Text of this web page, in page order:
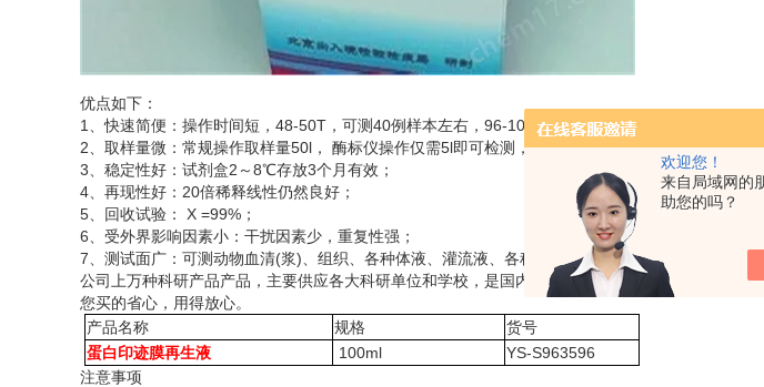
欢迎您！
来自局域网的
助您的吗？
优点如下：
1、快速简便：操作时间短，48-50T，可测40例样本左右，96-100T,可测80例样本左右；
2、取样量微：常规操作取样量50l， 酶标仪操作仅需5l即可检测，部分试剂盒取样多少请；
3、稳定性好：试剂盒2～8℃存放3个月有效；
4、再现性好：20倍稀释线性仍然良好；
5、回收试验： X =99%；
6、受外界影响因素小：干扰因素少，重复性强；
7、测试面广：可测动物血清(浆)、组织、各种体液、灌流液、各种培养细胞以及细胞培养上清液等
公司上万种科研产品产品，主要供应各大科研单位和学校，是国内众多科研单位的供应商。公司严
您买的省心，用得放心。
产品名称
规格
货号
蛋白印迹膜再生液
100ml
YS-S963596
注意事项